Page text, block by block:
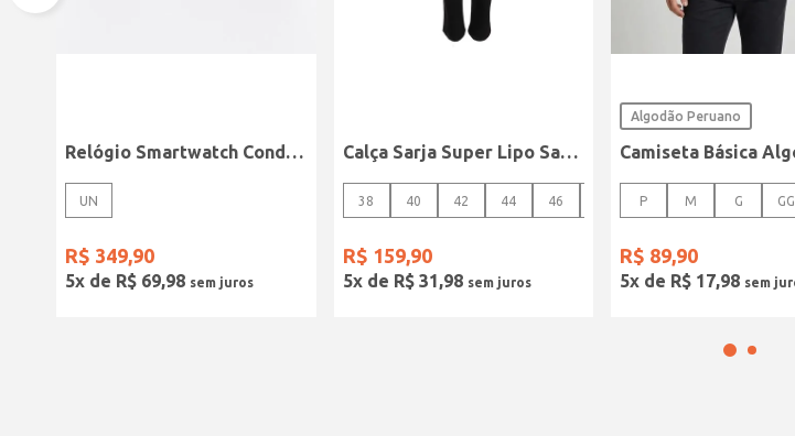
Relógio Smartwatch Condor PRETO
UN
R$ 349,90
5x de R$ 69,98
Calça Sarja Super Lipo Sawary Feminina Preto
38 40 42 44 46
R$ 159,90
5x de R$ 31,98
Algodão Peruano
P M G GG
R$ 89,90
5x de R$ 17,98